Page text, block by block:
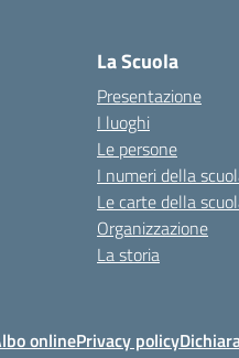
La Scuola
Presentazione
I luoghi
Le persone
I numeri della
Le carte della
Organizzazione
La storia
onlinePrivacy policy